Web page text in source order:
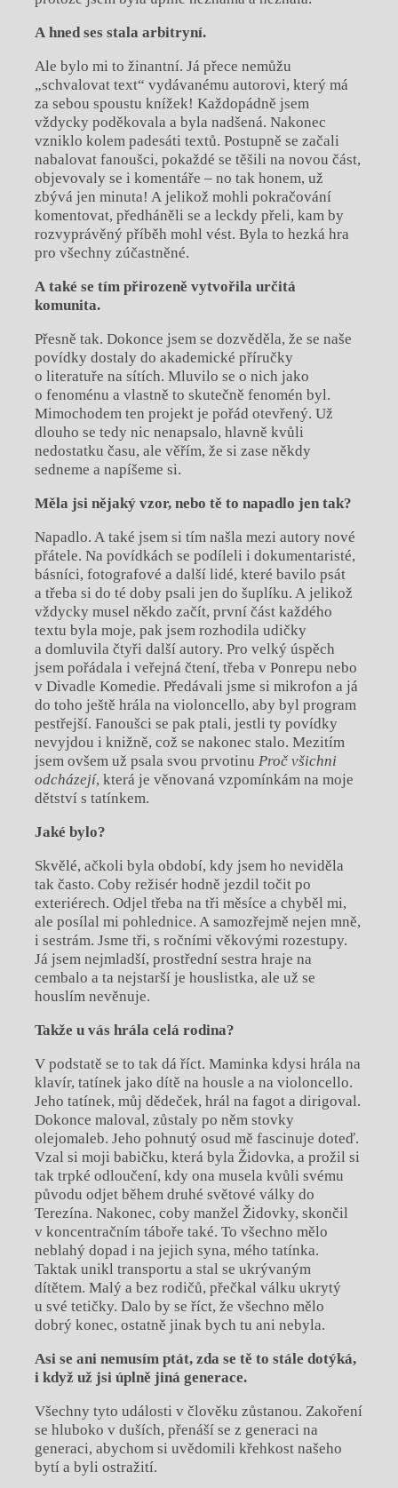
A hned ses stala arbitryní.
Ale bylo mi to žinantní. Já přece nemůžu
„schvalovat text“ vydávanému autorovi, který má
za sebou spoustu knížek! Každopádně jsem
vždycky poděkovala a byla nadšená. Nakonec
vzniklo kolem padesáti textů. Postupně se začali
nabalovat fanoušci, pokaždé se těšili na novou část,
objevovaly se i komentáře – no tak honem, už
zbývá jen minuta! A jelikož mohli pokračování
komentovat, předháněli se a leckdy přeli, kam by
rozvyprávěný příběh mohl vést. Byla to hezká hra
pro všechny zúčastněné.
A také se tím přirozeně vytvořila určitá
komunita.
Přesně tak. Dokonce jsem se dozvěděla, že se naše
povídky dostaly do akademické příručky
o literatuře na sítích. Mluvilo se o nich jako
o fenoménu a vlastně to skutečně fenomén byl.
Mimochodem ten projekt je pořád otevřený. Už
dlouho se tedy nic nenapsalo, hlavně kvůli
nedostatku času, ale věřím, že si zase někdy
sedneme a napíšeme si.
Měla jsi nějaký vzor, nebo tě to napadlo jen tak?
Napadlo. A také jsem si tím našla mezi autory nové
přátele. Na povídkách se podíleli i dokumentaristé,
básníci, fotografové a další lidé, které bavilo psát
a třeba si do té doby psali jen do šuplíku. A jelikož
vždycky musel někdo začít, první část každého
textu byla moje, pak jsem rozhodila udičky
a domluvila čtyři další autory. Pro velký úspěch
jsem pořádala i veřejná čtení, třeba v Ponrepu nebo
v Divadle Komedie. Předávali jsme si mikrofon a já
do toho ještě hrála na violoncello, aby byl program
pestřejší. Fanoušci se pak ptali, jestli ty povídky
nevyjdou i knižně, což se nakonec stalo. Mezitím
jsem ovšem už psala svou prvotinu Proč všichni
odcházejí, která je věnovaná vzpomínkám na moje
dětství s tatínkem.
Jaké bylo?
Skvělé, ačkoli byla období, kdy jsem ho neviděla
tak často. Coby režisér hodně jezdil točit po
exteriérech. Odjel třeba na tři měsíce a chyběl mi,
ale posílal mi pohlednice. A samozřejmě nejen mně,
i sestrám. Jsme tři, s ročními věkovými rozestupy.
Já jsem nejmladší, prostřední sestra hraje na
cembalo a ta nejstarší je houslistka, ale už se
houslím nevěnuje.
Takže u vás hrála celá rodina?
V podstatě se to tak dá říct. Maminka kdysi hrála na
klavír, tatínek jako dítě na housle a na violoncello.
Jeho tatínek, můj dědeček, hrál na fagot a dirigoval.
Dokonce maloval, zůstaly po něm stovky
olejomaleb. Jeho pohnutý osud mě fascinuje doteď.
Vzal si moji babičku, která byla Židovka, a prožil si
tak trpké odloučení, kdy ona musela kvůli svému
původu odjet během druhé světové války do
Terezína. Nakonec, coby manžel Židovky, skončil
v koncentračním táboře také. To všechno mělo
neblahý dopad i na jejich syna, mého tatínka.
Taktak unikl transportu a stal se ukrývaným
dítětem. Malý a bez rodičů, přečkal válku ukrytý
u své tetičky. Dalo by se říct, že všechno mělo
dobrý konec, ostatně jinak bych tu ani nebyla.
Asi se ani nemusím ptát, zda se tě to stále dotýká,
i když už jsi úplně jiná generace.
Všechny tyto události v člověku zůstanou. Zakoření
se hluboko v duších, přenáší se z generaci na
generaci, abychom si uvědomili křehkost našeho
bytí a byli ostražití.